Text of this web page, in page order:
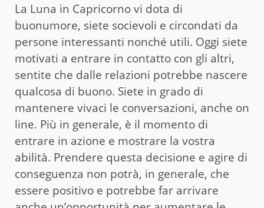
La Luna in Capricorno vi dota di
buonumore, siete socievoli e circondati da
persone interessanti nonché utili. Oggi siete
motivati a entrare in contatto con gli altri,
sentite che dalle relazioni potrebbe nascere
qualcosa di buono. Siete in grado di
mantenere vivaci le conversazioni, anche on
line. Più in generale, è il momento di
entrare in azione e mostrare la vostra
abilità. Prendere questa decisione e agire di
conseguenza non potrà, in generale, che
essere positivo e potrebbe far arrivare